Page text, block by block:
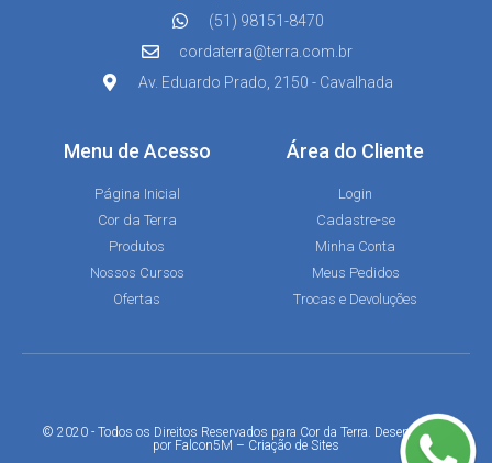
(51) 98151-8470
cordaterra@terra.com.br
Av. Eduardo Prado, 2150 - Cavalhada
Menu de Acesso
Página Inicial
Cor da Terra
Produtos
Nossos Cursos
Ofertas
Área do Cliente
Login
Cadastre-se
Minha Conta
Meus Pedidos
Trocas e Devoluções
© 2020 - Todos os Direitos Reservados para Cor da Terra. Desenvolvido
por Falcon5M – Criação de Sites